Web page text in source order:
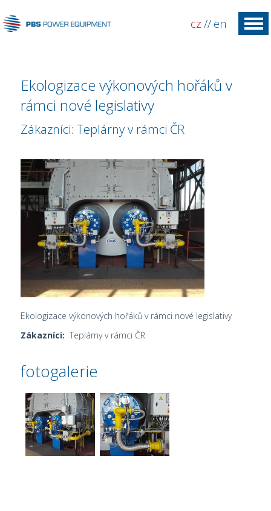
cz // en
Ekologizace výkonových hořáků v
rámci nové legislativy
Zákazníci: Teplárny v rámci ČR
Ekologizace výkonových hořáků v rámci nové legislativy
Zákazníci: Teplárny v rámci ČR
fotogalerie